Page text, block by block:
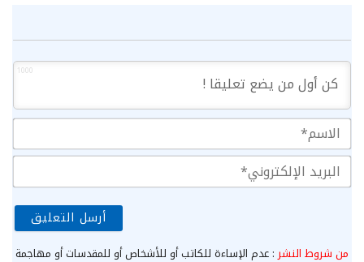
1000
من شروط النشر: عدم الإساءة للكاتب أو للأشخاص أو للمقدسات أو مهاجمة